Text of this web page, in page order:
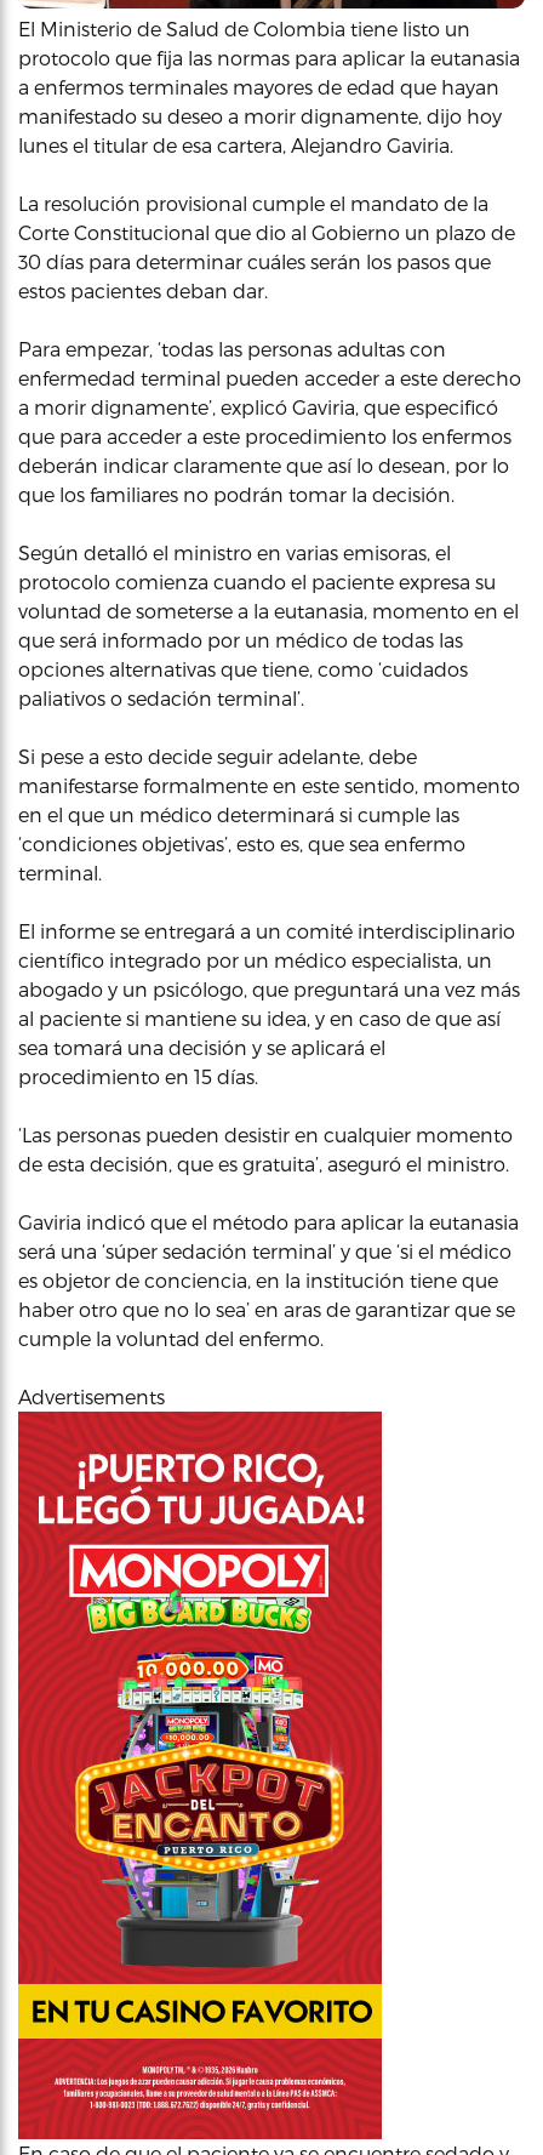
El Ministerio de Salud de Colombia tiene listo un
protocolo que fija las normas para aplicar la eutanasia
a enfermos terminales mayores de edad que hayan
manifestado su deseo a morir dignamente, dijo hoy
lunes el titular de esa cartera, Alejandro Gaviria.
La resolución provisional cumple el mandato de la
Corte Constitucional que dio al Gobierno un plazo de
30 días para determinar cuáles serán los pasos que
estos pacientes deban dar.
Para empezar, ‘todas las personas adultas con
enfermedad terminal pueden acceder a este derecho
a morir dignamente’, explicó Gaviria, que especificó
que para acceder a este procedimiento los enfermos
deberán indicar claramente que así lo desean, por lo
que los familiares no podrán tomar la decisión.
Según detalló el ministro en varias emisoras, el
protocolo comienza cuando el paciente expresa su
voluntad de someterse a la eutanasia, momento en el
que será informado por un médico de todas las
opciones alternativas que tiene, como ‘cuidados
paliativos o sedación terminal’.
Si pese a esto decide seguir adelante, debe
manifestarse formalmente en este sentido, momento
en el que un médico determinará si cumple las
‘condiciones objetivas’, esto es, que sea enfermo
terminal.
El informe se entregará a un comité interdisciplinario
científico integrado por un médico especialista, un
abogado y un psicólogo, que preguntará una vez más
al paciente si mantiene su idea, y en caso de que así
sea tomará una decisión y se aplicará el
procedimiento en 15 días.
‘Las personas pueden desistir en cualquier momento
de esta decisión, que es gratuita’, aseguró el ministro.
Gaviria indicó que el método para aplicar la eutanasia
será una ‘súper sedación terminal’ y que ‘si el médico
es objetor de conciencia, en la institución tiene que
haber otro que no lo sea’ en aras de garantizar que se
cumple la voluntad del enfermo.
Advertisements